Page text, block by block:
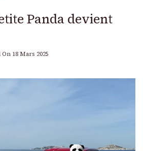
Panda devient
On 18 Mars 2025